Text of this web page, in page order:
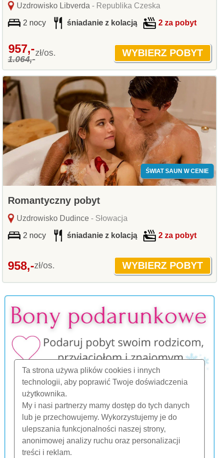
Ta strona używa plików cookies i innych
technologii, aby poprawić Twoje doświadczenia
użytkownika.
My i nasi partnerzy mamy dostęp do tych danych
lub je przechowujemy. Wykorzystujemy je do
ulepszania funkcjonalności naszej strony,
anonimowej analizy ruchu oraz personalizacji
treści i reklam.
Uzdrowisko Libverda - Republika Czeska
2 nocy śniadanie z kolacją 2 za pobyt
957,-
1.064,-
zł/os.
ŚWIAT SAUN W CENIE
Romantyczny pobyt
Uzdrowisko Dudince- Słowacja
2 nocy śniadanie z kolacją 2 za pobyt
958,-zł/os.